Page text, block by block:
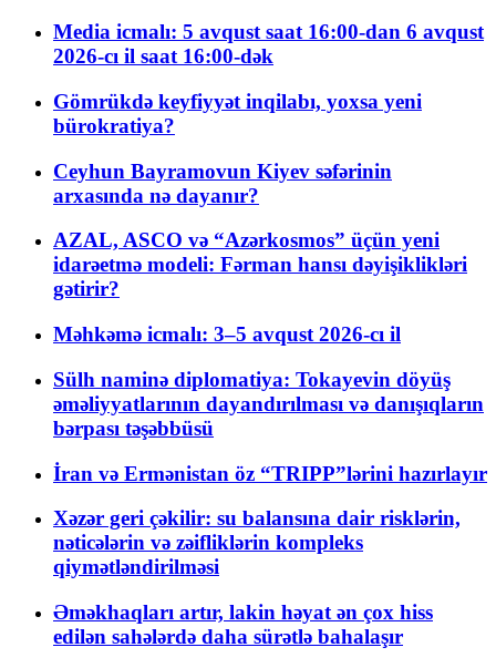
Media icmalı: 5 avqust saat 16:00-dan 6 avqust
2026-cı il saat 16:00-dək
Gömrükdə keyfiyyət inqilabı, yoxsa yeni
bürokratiya?
Ceyhun Bayramovun Kiyev səfərinin
arxasında nə dayanır?
AZAL, ASCO və “Azərkosmos” üçün yeni
idarəetmə modeli: Fərman hansı dəyişiklikləri
gətirir?
Məhkəmə icmalı: 3–5 avqust 2026-cı il
Sülh naminə diplomatiya: Tokayevin döyüş
əməliyyatlarının dayandırılması və danışıqların
bərpası təşəbbüsü
İran və Ermənistan öz “TRIPP”lərini hazırlayır
Xəzər geri çəkilir: su balansına dair risklərin,
nəticələrin və zəifliklərin kompleks
qiymətləndirilməsi
Əməkhaqları artır, lakin həyat ən çox hiss
edilən sahələrdə daha sürətlə bahalaşır